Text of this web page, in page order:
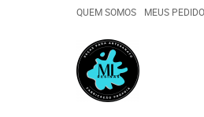
QUEM SOMOS MEUS